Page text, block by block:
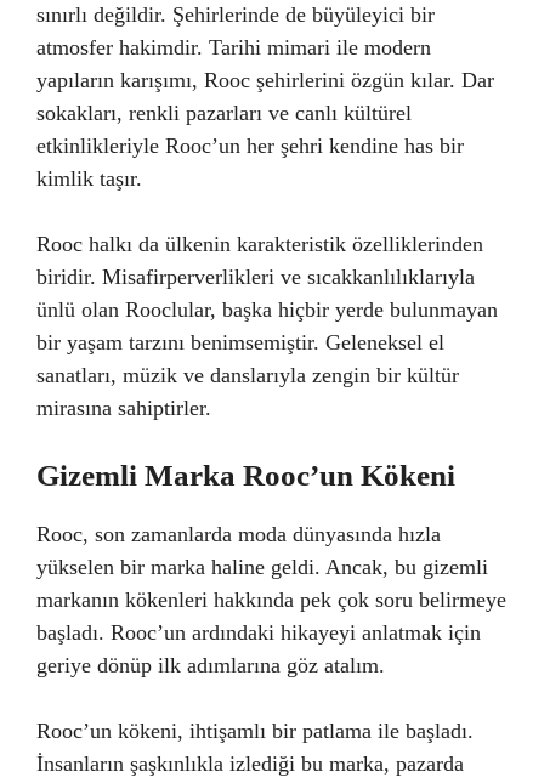
sınırlı değildir. Şehirlerinde de büyüleyici bir
atmosfer hakimdir. Tarihi mimari ile modern
yapıların karışımı, Rooc şehirlerini özgün kılar. Dar
sokakları, renkli pazarları ve canlı kültürel
etkinlikleriyle Rooc’un her şehri kendine has bir
kimlik taşır.
Rooc halkı da ülkenin karakteristik özelliklerinden
biridir. Misafirperverlikleri ve sıcakkanlılıklarıyla
ünlü olan Rooclular, başka hiçbir yerde bulunmayan
bir yaşam tarzını benimsemiştir. Geleneksel el
sanatları, müzik ve danslarıyla zengin bir kültür
mirasına sahiptirler.
Gizemli Marka Rooc’un Kökeni
Rooc, son zamanlarda moda dünyasında hızla
yükselen bir marka haline geldi. Ancak, bu gizemli
markanın kökenleri hakkında pek çok soru belirmeye
başladı. Rooc’un ardındaki hikayeyi anlatmak için
geriye dönüp ilk adımlarına göz atalım.
Rooc’un kökeni, ihtişamlı bir patlama ile başladı.
İnsanların şaşkınlıkla izlediği bu marka, pazarda